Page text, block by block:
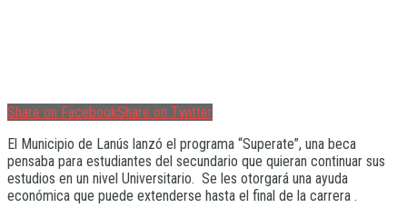
Share on FacebookShare on Twitter
El Municipio de Lanús lanzó el programa “Superate”, una beca
pensaba para estudiantes del secundario que quieran continuar sus
estudios en un nivel Universitario. Se les otorgará una ayuda
económica que puede extenderse hasta el final de la carrera .